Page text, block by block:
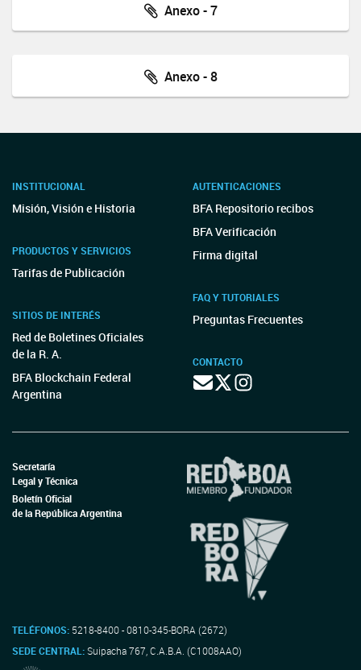
Anexo - 7
Anexo - 8
INSTITUCIONAL
Misión, Visión e Historia
PRODUCTOS Y SERVICIOS
Tarifas de Publicación
SITIOS DE INTERÉS
Red de Boletines Oficiales
de la R. A.
BFA Blockchain Federal
Argentina
AUTENTICACIONES
BFA Repositorio recibos
BFA Verificación
Firma digital
FAQ Y TUTORIALES
Preguntas Frecuentes
CONTACTO
Secretaría
Legal y Técnica
Boletín Oficial
de la República Argentina
TELÉFONOS: 5218-8400 - 0810-345-BORA (2672)
SEDE CENTRAL:Suipacha 767, C.A.B.A. (C1008AAO)